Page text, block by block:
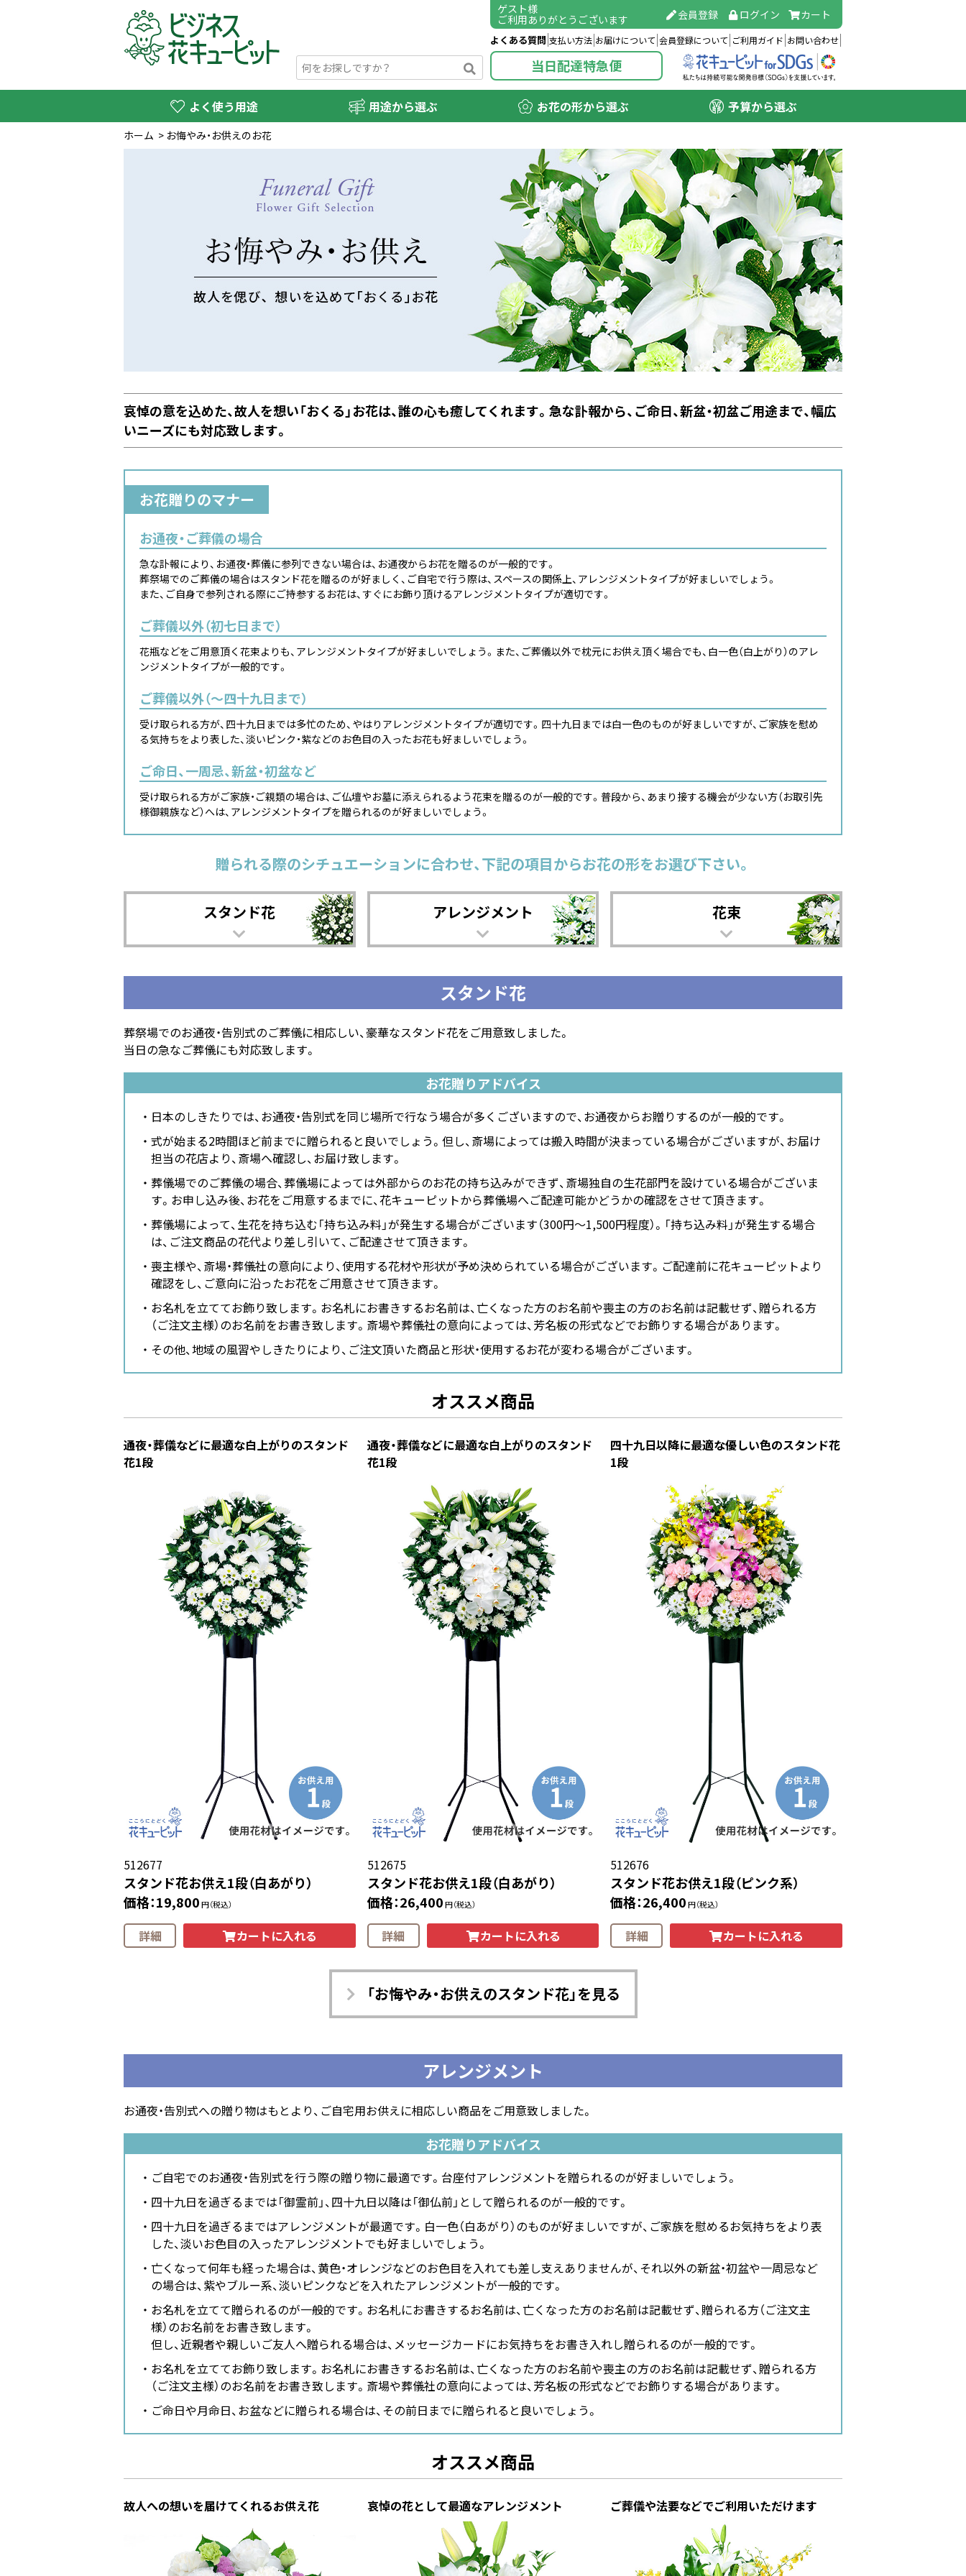
ゲスト様
ご利用ありがとうございます 会員登録 ログイン カート
よくある質問 支払い方法 お届けについて 会員登録について ご利用ガイド お問い合わせ
当日配達特急便
よく使う用途 用途から選ぶ お花の形から選ぶ 予算から選ぶ
ホーム > お悔やみ・お供えのお花
哀悼の意を込めた、故人を想い「おくる」お花は、誰の心も癒してくれます。急な訃報から、ご命日、新盆・初盆ご用途まで、幅広
いニーズにも対応致します。
お花贈りのマナー
お通夜・ご葬儀の場合
急な訃報により、お通夜・葬儀に参列できない場合は、お通夜からお花を贈るのが一般的です。
葬祭場でのご葬儀の場合はスタンド花を贈るのが好ましく、ご自宅で行う際は、スペースの関係上、アレンジメントタイプが好ましいでしょう。
また、ご自身で参列される際にご持参するお花は、すぐにお飾り頂けるアレンジメントタイプが適切です。
ご葬儀以外（初七日まで）
花瓶などをご用意頂く花束よりも、アレンジメントタイプが好ましいでしょう。また、ご葬儀以外で枕元にお供え頂く場合でも、白一色（白上がり）のアレ
ンジメントタイプが一般的です。
ご葬儀以外（～四十九日まで）
受け取られる方が、四十九日までは多忙のため、やはりアレンジメントタイプが適切です。四十九日までは白一色のものが好ましいですが、ご家族を慰め
る気持ちをより表した、淡いピンク・紫などのお色目の入ったお花も好ましいでしょう。
ご命日、一周忌、新盆・初盆など
受け取られる方がご家族・ご親類の場合は、ご仏壇やお墓に添えられるよう花束を贈るのが一般的です。普段から、あまり接する機会が少ない方（お取引先
様御親族など）へは、アレンジメントタイプを贈られるのが好ましいでしょう。
贈られる際のシチュエーションに合わせ、下記の項目からお花の形をお選び下さい。
スタンド花 アレンジメント 花束
スタンド花
葬祭場でのお通夜・告別式のご葬儀に相応しい、豪華なスタンド花をご用意致しました。
当日の急なご葬儀にも対応致します。
お花贈りアドバイス
日本のしきたりでは、お通夜・告別式を同じ場所で行なう場合が多くございますので、お通夜からお贈りするのが一般的です。
式が始まる2時間ほど前までに贈られると良いでしょう。但し、斎場によっては搬入時間が決まっている場合がございますが、お届け
担当の花店より、斎場へ確認し、お届け致します。
葬儀場でのご葬儀の場合、葬儀場によっては外部からのお花の持ち込みができず、斎場独自の生花部門を設けている場合がございま
す。お申し込み後、お花をご用意するまでに、花キューピットから葬儀場へご配達可能かどうかの確認をさせて頂きます。
葬儀場によって、生花を持ち込む「持ち込み料」が発生する場合がございます（300円～1,500円程度）。「持ち込み料」が発生する場合
は、ご注文商品の花代より差し引いて、ご配達させて頂きます。
喪主様や、斎場・葬儀社の意向により、使用する花材や形状が予め決められている場合がございます。ご配達前に花キューピットより
確認をし、ご意向に沿ったお花をご用意させて頂きます。
お名札を立ててお飾り致します。お名札にお書きするお名前は、亡くなった方のお名前や喪主の方のお名前は記載せず、贈られる方
（ご注文主様）のお名前をお書き致します。斎場や葬儀社の意向によっては、芳名板の形式などでお飾りする場合があります。
その他、地域の風習やしきたりにより、ご注文頂いた商品と形状・使用するお花が変わる場合がございます。
オススメ商品
通夜・葬儀などに最適な白上がりのスタンド
花1段
512677
スタンド花お供え1段（白あがり）
価格：19,800円（税込）
詳細 カートに入れる
通夜・葬儀などに最適な白上がりのスタンド
花1段
512675
スタンド花お供え1段（白あがり）
価格：26,400円（税込）
詳細 カートに入れる
四十九日以降に最適な優しい色のスタンド花
1段
512676
スタンド花お供え1段（ピンク系）
価格：26,400 円（税込）
詳細 カートに入れる
「お悔やみ・お供えのスタンド花」を見る
アレンジメント
お通夜・告別式への贈り物はもとより、ご自宅用お供えに相応しい商品をご用意致しました。
お花贈りアドバイス
ご自宅でのお通夜・告別式を行う際の贈り物に最適です。台座付アレンジメントを贈られるのが好ましいでしょう。
四十九日を過ぎるまでは「御霊前」、四十九日以降は「御仏前」として贈られるのが一般的です。
四十九日を過ぎるまではアレンジメントが最適です。白一色（白あがり）のものが好ましいですが、ご家族を慰めるお気持ちをより表
した、淡いお色目の入ったアレンジメントでも好ましいでしょう。
亡くなって何年も経った場合は、黄色・オレンジなどのお色目を入れても差し支えありませんが、それ以外の新盆・初盆や一周忌など
の場合は、紫やブルー系、淡いピンクなどを入れたアレンジメントが一般的です。
お名札を立てて贈られるのが一般的です。お名札にお書きするお名前は、亡くなった方のお名前は記載せず、贈られる方（ご注文主
様）のお名前をお書き致します。
但し、近親者や親しいご友人へ贈られる場合は、メッセージカードにお気持ちをお書き入れし贈られるのが一般的です。
お名札を立ててお飾り致します。お名札にお書きするお名前は、亡くなった方のお名前や喪主の方のお名前は記載せず、贈られる方
（ご注文主様）のお名前をお書き致します。斎場や葬儀社の意向によっては、芳名板の形式などでお飾りする場合があります。
ご命日や月命日、お盆などに贈られる場合は、その前日までに贈られると良いでしょう。
オススメ商品
故人への想いを届けてくれるお供え花 哀悼の花として最適なアレンジメント ご葬儀や法要などでご利用いただけます